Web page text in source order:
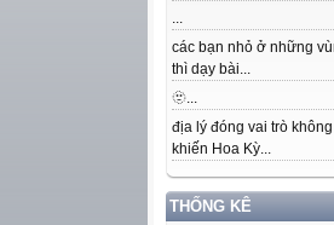
...
các bạn nhỏ ở những
thì dạy bài...
🫥...
địa lý đóng vai trò
khiến Hoa Kỳ...
THỐNG KÊ